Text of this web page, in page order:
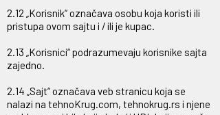
2.12 „Korisnik“ označava osobu koja koristi ili
pristupa ovom sajtu i / ili je kupac.
2.13 „Korisnici“ podrazumevaju korisnike sajta
zajedno.
2.14 „Sajt“ označava veb stranicu koja se
nalazi na tehnoKrug.com, tehnokrug.rs i njene